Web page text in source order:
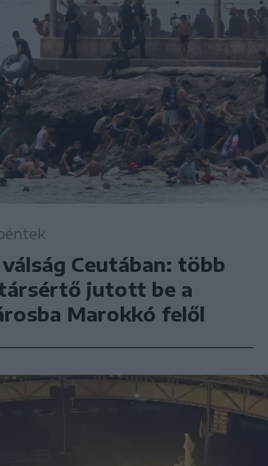
Ceutában: több
jutott be a
Marokkó felől